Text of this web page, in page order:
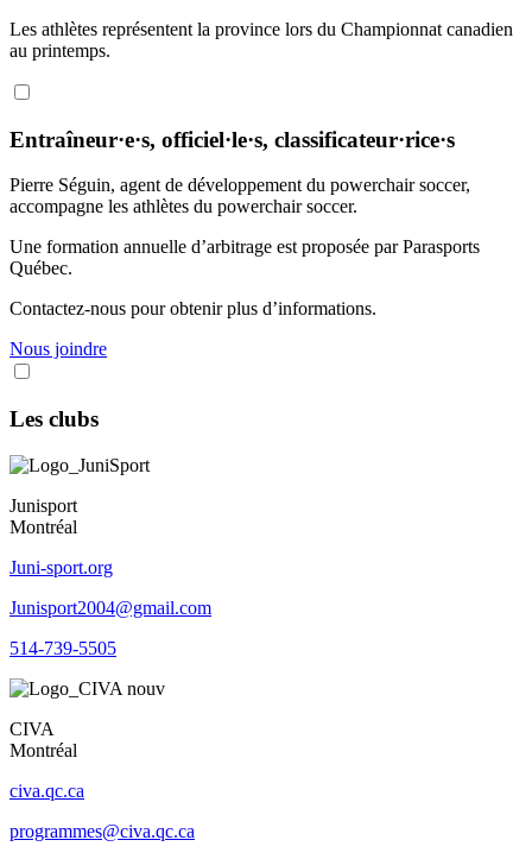
Les athlètes représentent la province lors du Championnat canadien
au printemps.
Entraîneur·e·s, officiel·le·s, classificateur·rice·s
Pierre Séguin, agent de développement du powerchair soccer,
accompagne les athlètes du powerchair soccer.
Une formation annuelle d’arbitrage est proposée par Parasports
Québec.
Contactez-nous pour obtenir plus d’informations.
Nous joindre
Les clubs
Junisport
Montréal
Juni-sport.org
Junisport2004@gmail.com
514-739-5505
CIVA
Montréal
civa.qc.ca
programmes@civa.qc.ca